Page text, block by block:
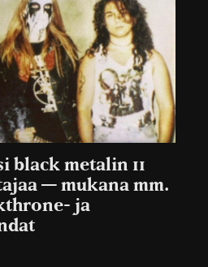
black metalin 11
— mukana mm.
ja